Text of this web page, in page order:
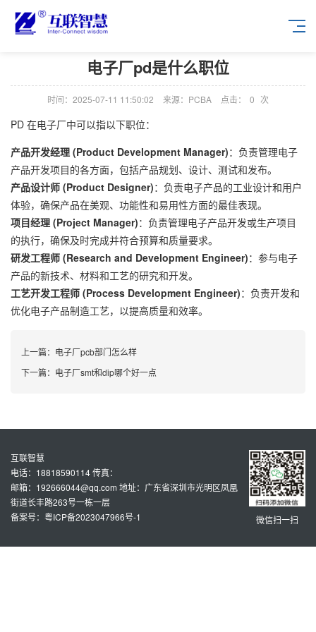
电子厂pd是什么职位
时间：2025-07-11 11:50:02 来源：PCBA 点击： 0 次
PD 在电子厂中可以指以下职位：
产品开发经理 (Product Development Manager)：负责管理电子
产品开发项目的各方面，包括产品规划、设计、测试和发布。
产品设计师 (Product Designer)：负责电子产品的工业设计和用户
体验，确保产品在美观、功能性和易用性方面的最佳表现。
项目经理 (Project Manager)：负责管理电子产品开发或生产项目
的执行，确保及时完成并符合预算和质量要求。
研发工程师 (Research and Development Engineer)：参与电子
产品的新技术、材料和工艺的研究和开发。
工艺开发工程师 (Process Development Engineer)：负责开发和
优化电子产品制造工艺，以提高质量和效率。
上一篇： 电子厂pcb部门怎么样
下一篇： 电子厂smt和dip哪个好一点
微信扫一扫
互联智慧
电话：18818590114 传真：
邮箱：192666044@qq.com 地址：广东省深圳市光明区凤凰
街道长丰路263号一栋一层
备案号：粤ICP备2023047966号-1